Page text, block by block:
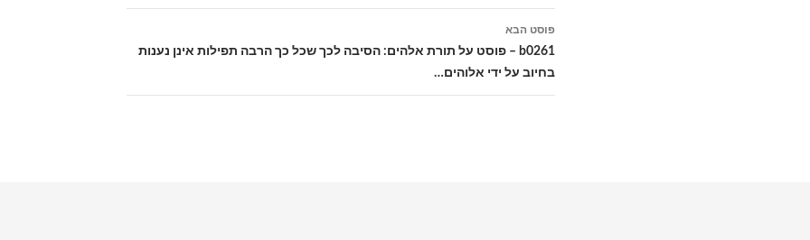
פוסט הבא
b0261 – פוסט על תורת אלהים: הסיבה לכך שכל כך הרבה תפילות אינן נענות
בחיוב על ידי אלוהים…